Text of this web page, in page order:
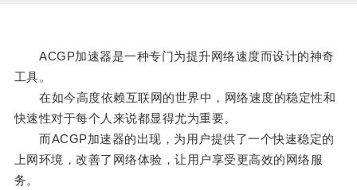
ACGP加速器是一种专门为提升网络速度而设计的神奇
工具。
在如今高度依赖互联网的世界中，网络速度的稳定性和
快速性对于每个人来说都显得尤为重要。
而ACGP加速器的出现，为用户提供了一个快速稳定的
上网环境，改善了网络体验，让用户享受更高效的网络服
务。